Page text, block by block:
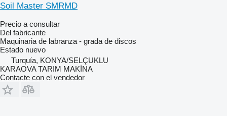
Soil Master SMRMD
Precio a consultar
Del fabricante
Maquinaria de labranza - grada de discos
Estado nuevo
Turquía, KONYA/SELÇUKLU
KARAOVA TARIM MAKİNA
Contacte con el vendedor